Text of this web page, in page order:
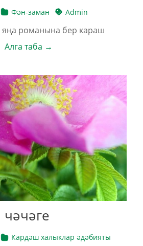
Фән-заман Admin
яңа романына бер караш
Алга таба →
Кардәш халыклар әдәбияты